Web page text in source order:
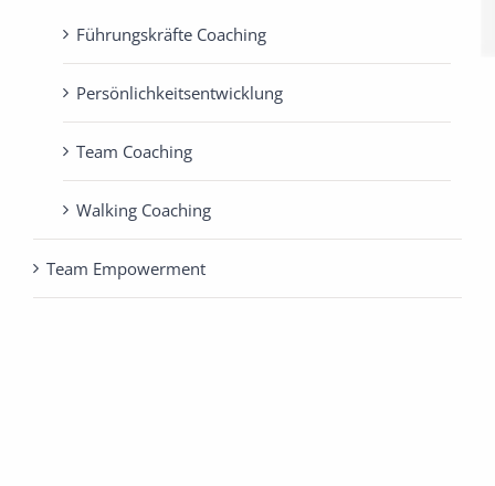
Führungskräfte Coaching
Persönlichkeits­entwicklung
Team Coaching
Walking Coaching
Team Empowerment